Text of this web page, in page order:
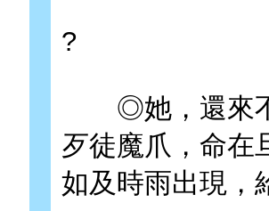
?
◎她，還來不
歹徒魔爪，命在
如及時雨出現，